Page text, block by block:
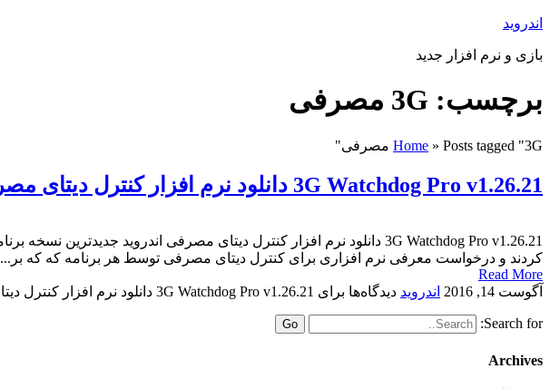
اندروید
بازی و نرم افزار جدید
برچسب: 3G مصرفی
Home » Posts tagged "3G مصرفی"
3G Watchdog Pro v1.26.21 دانلود نرم افزار کنترل دیتای مصرفی اندروید
کردند و درخواست معرفی نرم افزاری برای کنترل دیتای مصرفی توسط هر برنامه که که بر...
Read More
آگوست 14, 2016
اندروید دیدگاه‌ها برای 3G Watchdog Pro v1.26.21 دانلود نرم افزار کنترل دیتای مصرفی اندروید
Search for:
Archives